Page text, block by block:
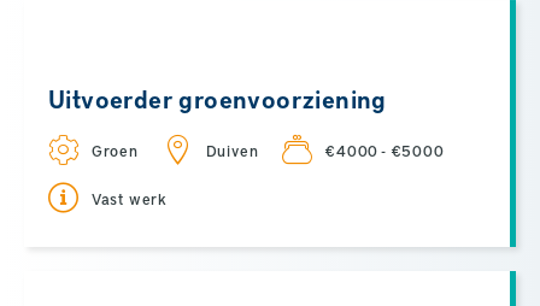
Uitvoerder groenvoorziening
Groen Duiven €4000 - €5000
Vast werk